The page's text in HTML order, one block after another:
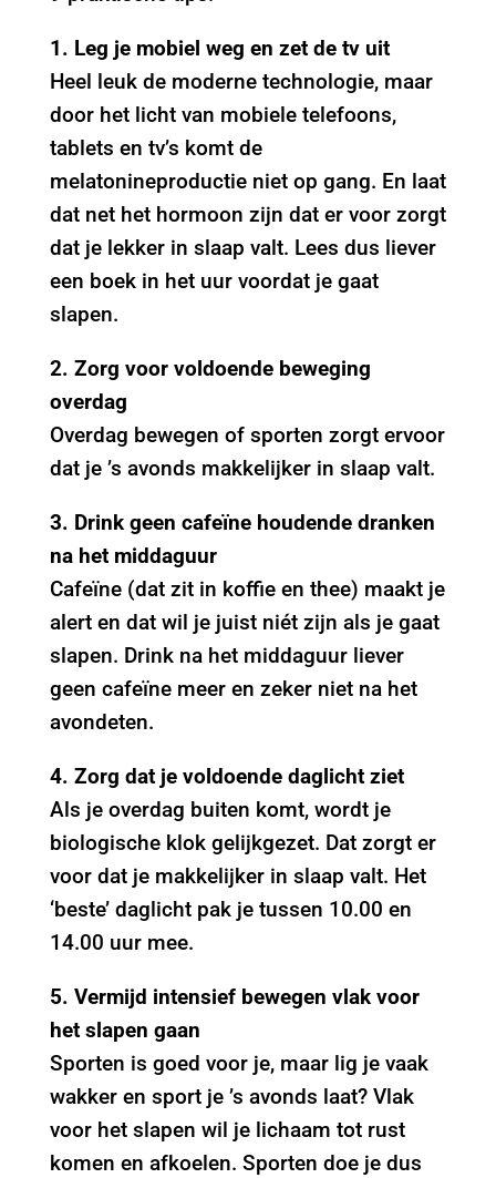
1. Leg je mobiel weg en zet de tv uit
Heel leuk de moderne technologie, maar
door het licht van mobiele telefoons,
tablets en tv’s komt de
melatonineproductie niet op gang. En laat
dat net het hormoon zijn dat er voor zorgt
dat je lekker in slaap valt. Lees dus liever
een boek in het uur voordat je gaat
slapen.
2. Zorg voor voldoende beweging
overdag
Overdag bewegen of sporten zorgt ervoor
dat je ’s avonds makkelijker in slaap valt.
3. Drink geen cafeïne houdende dranken
na het middaguur
Cafeïne (dat zit in koffie en thee) maakt je
alert en dat wil je juist niét zijn als je gaat
slapen. Drink na het middaguur liever
geen cafeïne meer en zeker niet na het
avondeten.
4. Zorg dat je voldoende daglicht ziet
Als je overdag buiten komt, wordt je
biologische klok gelijkgezet. Dat zorgt er
voor dat je makkelijker in slaap valt. Het
‘beste’ daglicht pak je tussen 10.00 en
14.00 uur mee.
5. Vermijd intensief bewegen vlak voor
het slapen gaan
Sporten is goed voor je, maar lig je vaak
wakker en sport je ’s avonds laat? Vlak
voor het slapen wil je lichaam tot rust
komen en afkoelen. Sporten doe je dus